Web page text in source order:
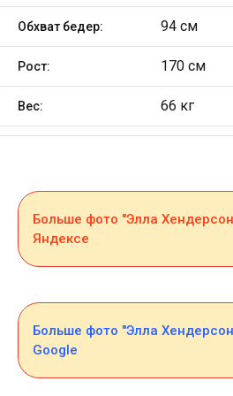
Обхват бедер: 94 см
Рост: 170 см
Вес: 66 кг
Больше фото "Элла
Яндексе
Больше фото "Элла
Google